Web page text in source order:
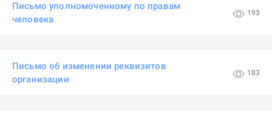
Письмо уполномоченному по правам
человека
193
Письмо об изменении реквизитов
организации
183